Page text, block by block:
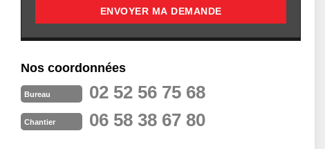
Nos coordonnées
Bureau 02 52 56 75 68
Chantier 06 58 38 67 80